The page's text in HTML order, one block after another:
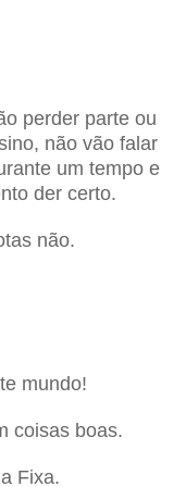
perder parte ou
não vão falar
um tempo e
der certo.
não.
mundo!
coisas boas.
Fixa.